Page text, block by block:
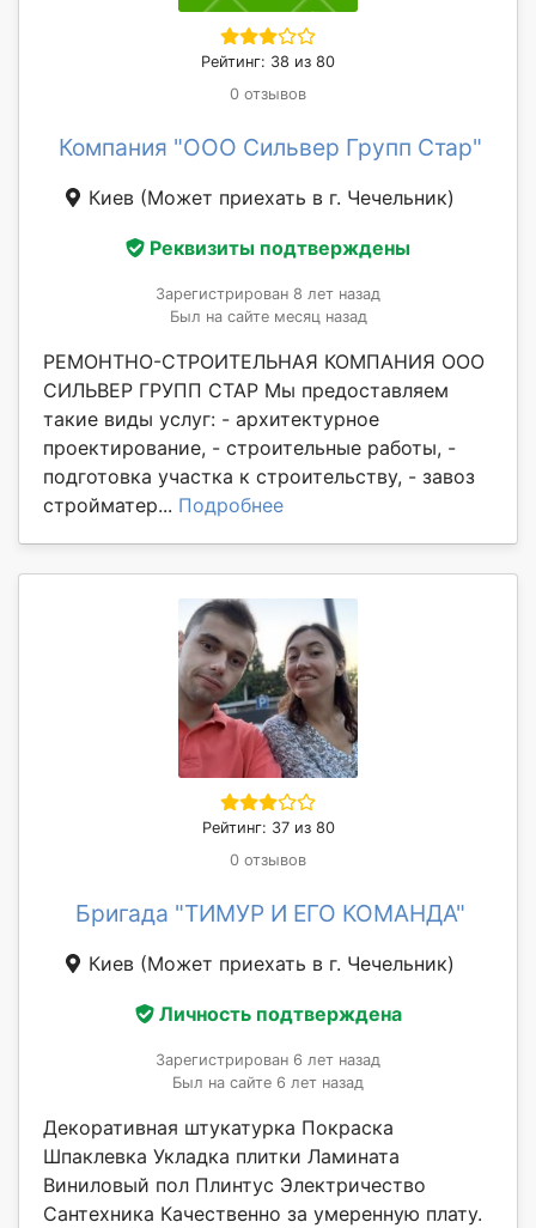
Рейтинг: 38 из 80
0 отзывов
Компания "ООО Сильвер Групп Стар"
Киев (Может приехать в г. Чечельник)
Реквизиты подтверждены
Зарегистрирован 8 лет назад
Был на сайте месяц назад
РЕМОНТНО-СТРОИТЕЛЬНАЯ КОМПАНИЯ ООО
СИЛЬВЕР ГРУПП СТАР Мы предоставляем
такие виды услуг: - архитектурное
проектирование, - строительные работы, -
подготовка участка к строительству, - завоз
стройматер... Подробнее
Рейтинг: 37 из 80
0 отзывов
Бригада "ТИМУР И ЕГО КОМАНДА"
Киев (Может приехать в г. Чечельник)
Личность подтверждена
Зарегистрирован 6 лет назад
Был на сайте 6 лет назад
Декоративная штукатурка Покраска
Шпаклевка Укладка плитки Ламината
Виниловый пол Плинтус Электричество
Сантехника Качественно за умеренную плату.